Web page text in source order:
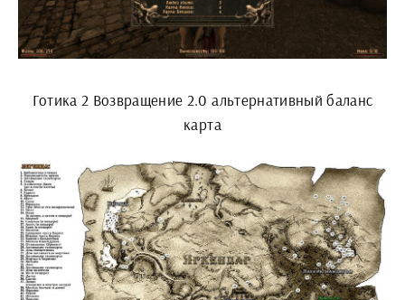
Готика 2 Возвращение 2.0 альтернативный баланс
карта